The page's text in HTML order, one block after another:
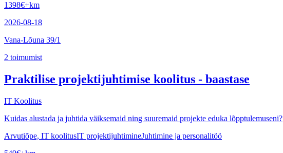
1398€+km
2026-08-18
Vana-Lõuna 39/1
2 toimumist
Praktilise projektijuhtimise koolitus - baastase
IT Koolitus
Kuidas alustada ja juhtida väiksemaid ning suuremaid projekte eduka lõpptulemuseni?
Arvutiõpe, IT koolitusIT projektijuhtimineJuhtimine ja personalitöö